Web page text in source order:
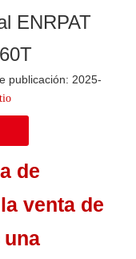
ENRPAT
2025-
de
venta de
una